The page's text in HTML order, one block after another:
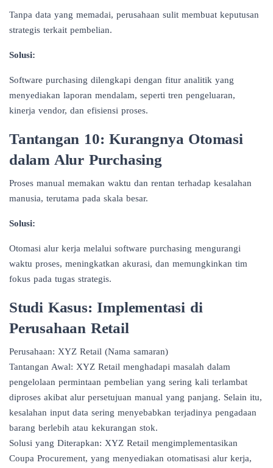
Tanpa data yang memadai, perusahaan sulit membuat keputusan
strategis terkait pembelian.
Solusi:
Software purchasing dilengkapi dengan fitur analitik yang
menyediakan laporan mendalam, seperti tren pengeluaran,
kinerja vendor, dan efisiensi proses.
Tantangan 10: Kurangnya Otomasi
dalam Alur Purchasing
Proses manual memakan waktu dan rentan terhadap kesalahan
manusia, terutama pada skala besar.
Solusi:
Otomasi alur kerja melalui software purchasing mengurangi
waktu proses, meningkatkan akurasi, dan memungkinkan tim
fokus pada tugas strategis.
Studi Kasus: Implementasi di
Perusahaan Retail
Perusahaan: XYZ Retail (Nama samaran)
Tantangan Awal: XYZ Retail menghadapi masalah dalam
pengelolaan permintaan pembelian yang sering kali terlambat
diproses akibat alur persetujuan manual yang panjang. Selain itu,
kesalahan input data sering menyebabkan terjadinya pengadaan
barang berlebih atau kekurangan stok.
Solusi yang Diterapkan: XYZ Retail mengimplementasikan
Coupa Procurement, yang menyediakan otomatisasi alur kerja,